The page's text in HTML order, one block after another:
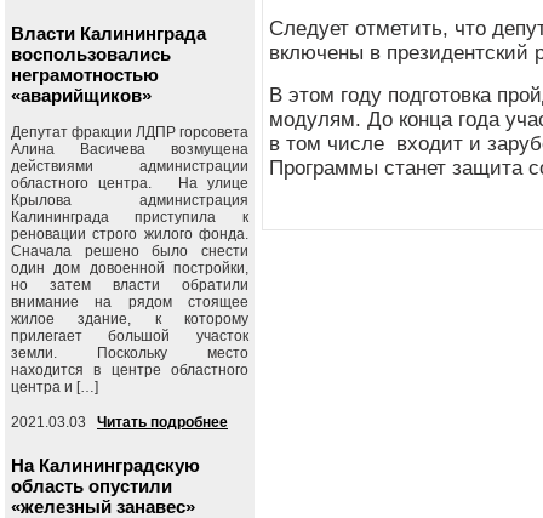
Следует отметить, что
включены в президентский
В этом году подготовка
модулям. До конца года
в том числе входит и
Программы станет защита
Власти Калининграда
воспользовались
неграмотностью
«аварийщиков»
Депутат фракции ЛДПР горсовета
Алина Васичева возмущена
действиями администрации
областного центра. На улице
Крылова администрация
Калининграда приступила к
реновации строго жилого фонда.
Сначала решено было снести
один дом довоенной постройки,
но затем власти обратили
внимание на рядом стоящее
жилое здание, к которому
прилегает большой участок
земли. Поскольку место
находится в центре областного
центра и […]
2021.03.03 Читать подробнее
На Калининградскую
область опустили
«железный занавес»